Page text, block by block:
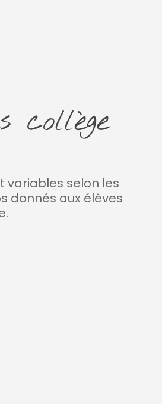
collège
variables selon les
donnés aux élèves